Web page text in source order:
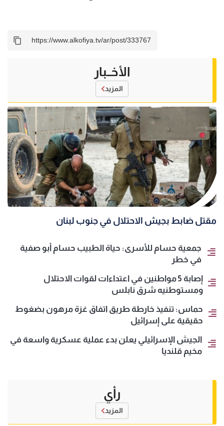
الأخــبار
المزيد
مقتل ضابط بجيش الاحتلال في جنوب لبنان
جمعية حسام للأسرى: حياة الطبيب حسام أبو صفية
في خطر
إصابة 5 مواطنين في اعتداءات لقوات الاحتلال
ومستوطنيه شرق نابلس
حماس: تنفيذ خارطة طريق اتفاق غزة مرهون بضغوط
حقيقية على إسرائيل
الجيش الإسرائيلي يعلن بدء عملية عسكرية واسعة في
مخيم قلنديا
رأي
المزيد